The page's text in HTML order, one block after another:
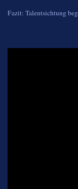
Fazit: Talentsichtung